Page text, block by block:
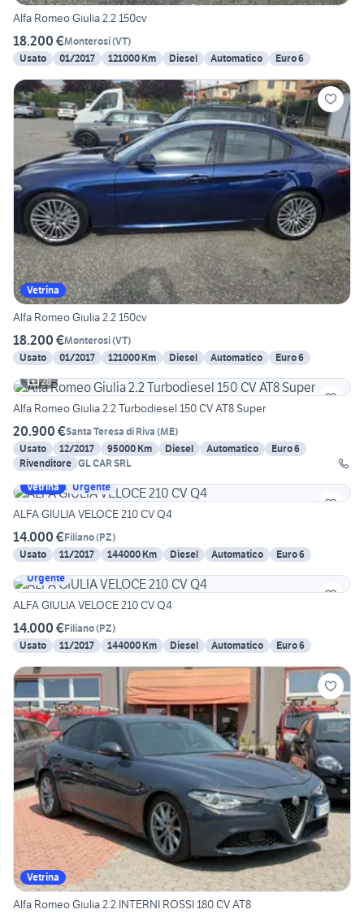
Alfa Romeo Giulia 2.2 150cv
18.200 €Monterosi(VT)
Usato
01/2017 121000 Km Diesel Automatico Euro 6
Vetrina
Alfa Romeo Giulia 2.2 150cv
18.200 €Monterosi(VT)
Usato
01/2017 121000 Km Diesel Automatico
Euro 6
28
Alfa Romeo Giulia 2.2 Turbodiesel 150 CV AT8 Super
20.900 €Santa Teresa di Riva (ME)
Usato
12/2017 95000 Km Diesel Automatico
Euro 6
Rivenditore GL CAR SRL
Vetrina
Urgente
ALFA GIULIA VELOCE 210 CV Q4
14.000 €Filiano(PZ)
Usato
11/2017 144000 Km Diesel Automatico
Euro 6
Urgente
ALFA GIULIA VELOCE 210 CV Q4
14.000 €Filiano(PZ)
Usato
11/2017 144000 Km Diesel Automatico Euro 6
Vetrina
Alfa Romeo Giulia 2.2 INTERNI ROSSI 180 CV AT8